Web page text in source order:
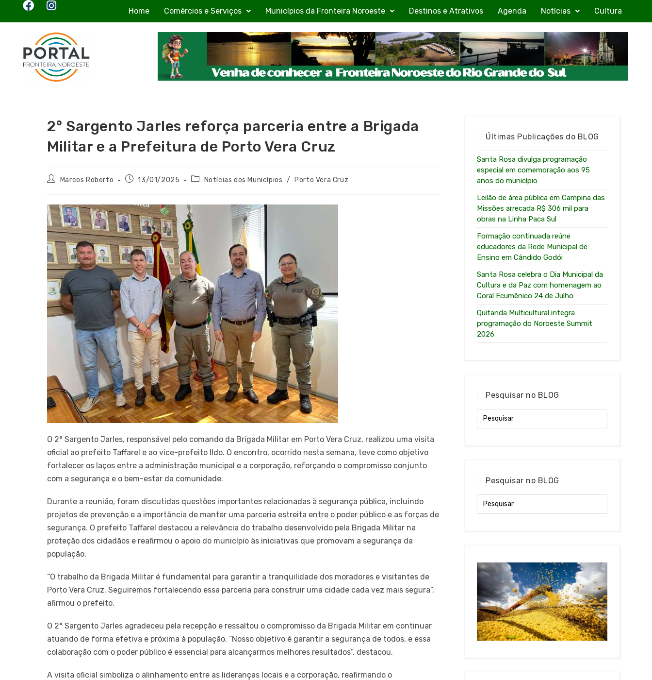
Home Comércios e Serviços Municípios da Fronteira Noroeste Destinos e Atrativos Agenda Notícias Cultura
2° Sargento Jarles reforça parceria entre a Brigada
Militar e a Prefeitura de Porto Vera Cruz
Marcos Roberto 13/01/2025 Notícias dos Municípios / Porto Vera Cruz
O 2° Sargento Jarles, responsável pelo comando da Brigada Militar em Porto Vera Cruz, realizou uma visita
oficial ao prefeito Taffarel e ao vice-prefeito Ildo. O encontro, ocorrido nesta semana, teve como objetivo
fortalecer os laços entre a administração municipal e a corporação, reforçando o compromisso conjunto
com a segurança e o bem-estar da comunidade.
Durante a reunião, foram discutidas questões importantes relacionadas à segurança pública, incluindo
projetos de prevenção e a importância de manter uma parceria estreita entre o poder público e as forças de
segurança. O prefeito Taffarel destacou a relevância do trabalho desenvolvido pela Brigada Militar na
proteção dos cidadãos e reafirmou o apoio do município às iniciativas que promovam a segurança da
população.
“O trabalho da Brigada Militar é fundamental para garantir a tranquilidade dos moradores e visitantes de
Porto Vera Cruz. Seguiremos fortalecendo essa parceria para construir uma cidade cada vez mais segura”,
afirmou o prefeito.
O 2° Sargento Jarles agradeceu pela recepção e ressaltou o compromisso da Brigada Militar em continuar
atuando de forma efetiva e próxima à população. “Nosso objetivo é garantir a segurança de todos, e essa
colaboração com o poder público é essencial para alcançarmos melhores resultados”, destacou.
A visita oficial simboliza o alinhamento entre as lideranças locais e a corporação, reafirmando o
Últimas Publicações do BLOG
Santa Rosa divulga programação
especial em comemoração aos 95
anos do município
Leilão de área pública em Campina das
Missões arrecada R$ 306 mil para
obras na Linha Paca Sul
Formação continuada reúne
educadores da Rede Municipal de
Ensino em Cândido Godói
Santa Rosa celebra o Dia Municipal da
Cultura e da Paz com homenagem ao
Coral Ecumênico 24 de Julho
Quitanda Multicultural integra
programação do Noroeste Summit
2026
Pesquisar no BLOG
Pesquisar no BLOG